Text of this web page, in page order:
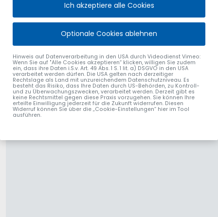
Ich akzeptiere alle Cookies
Optionale Cookies ablehnen
Hinweis auf Datenverarbeitung in den USA durch Videodienst Vimeo:
Wenn Sie auf "Alle Cookies akzeptieren“ klicken, willigen Sie zudem
ein, dass ihre Daten i.S.v. Art. 49 Abs. 1 S. 1 lit. a) DSGVO in den USA
verarbeitet werden dürfen. Die USA gelten nach derzeitiger
Rechtslage als Land mit unzureichendem Datenschutzniveau. Es
besteht das Risiko, dass Ihre Daten durch US-Behörden, zu Kontroll-
und zu Überwachungszwecken, verarbeitet werden. Derzeit gibt es
keine Rechtsmittel gegen diese Praxis vorzugehen. Sie können Ihre
erteilte Einwilligung jederzeit für die Zukunft widerrufen. Diesen
Widerruf können Sie über die „Cookie-Einstellungen“ hier im Tool
ausführen.